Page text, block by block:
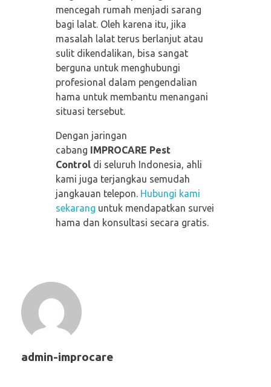
mencegah rumah menjadi sarang
bagi lalat. Oleh karena itu, jika
masalah lalat terus berlanjut atau
sulit dikendalikan, bisa sangat
berguna untuk menghubungi
profesional dalam pengendalian
hama untuk membantu menangani
situasi tersebut.
Dengan jaringan
cabang IMPROCARE Pest
Controldi seluruh Indonesia, ahli
kami juga terjangkau semudah
jangkauan telepon. Hubungi kami
sekarang untuk mendapatkan survei
hama dan konsultasi secara gratis.
admin-improcare